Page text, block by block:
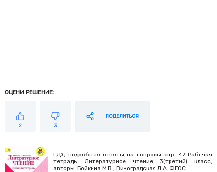
ОЦЕНИ РЕШЕНИЕ:
2 3
ПОДЕЛИТЬСЯ
ГДЗ, подробные ответы на вопросы стр. 47 Рабочая
тетрадь. Литературное чтение 3(третий) класс,
авторы: Бойкина М.В., Виноградская Л.А. ФГОС